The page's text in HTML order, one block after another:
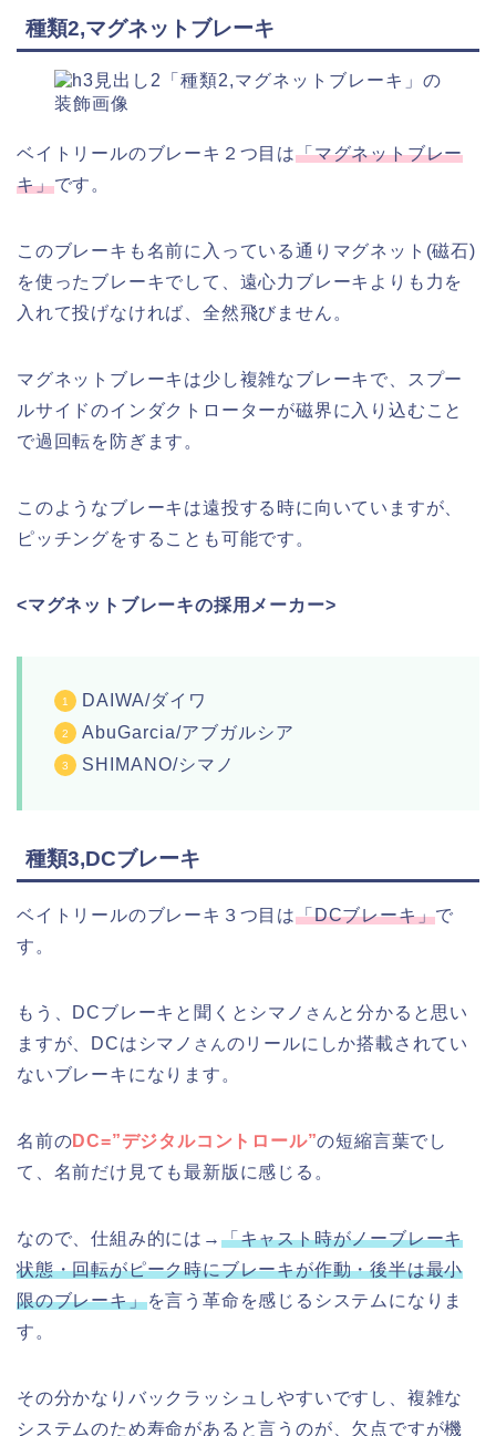
種類2,マグネットブレーキ
ベイトリールのブレーキ２つ目は「マグネットブレー
キ」です。
このブレーキも名前に入っている通りマグネット(磁石)
を使ったブレーキでして、遠心力ブレーキよりも力を
入れて投げなければ、全然飛びません。
マグネットブレーキは少し複雑なブレーキで、スプー
ルサイドのインダクトローターが磁界に入り込むこと
で過回転を防ぎます。
このようなブレーキは遠投する時に向いていますが、
ピッチングをすることも可能です。
<マグネットブレーキの採用メーカー>
DAIWA/ダイワ
AbuGarcia/アブガルシア
SHIMANO/シマノ
種類3,DCブレーキ
ベイトリールのブレーキ３つ目は「DCブレーキ」で
す。
もう、DCブレーキと聞くとシマノ さんと分かると思い
ますが、DCはシマノ さんのリールにしか搭載されてい
ないブレーキになります。
名前のDC=”デジタルコントロール”の短縮言葉でし
て、名前だけ見ても最新版に感じる。
なので、仕組み的には→ 「キャスト時がノーブレーキ
状態・回転がピーク時にブレーキが作動・後半は最小
限のブレーキ」を言う革命を感じるシステムになりま
す。
その分かなりバックラッシュしやすいですし、複雑な
システムのため寿命があると言うのが、欠点ですが機